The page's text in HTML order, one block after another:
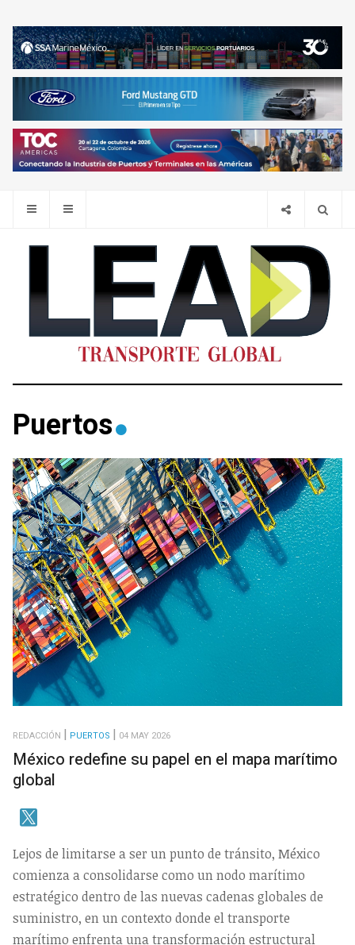
Puertos
REDACCIÓN PUERTOS 04 MAY 2026
México redefine su papel en el mapa marítimo
global
Lejos de limitarse a ser un punto de tránsito, México
comienza a consolidarse como un nodo marítimo
estratégico dentro de las nuevas cadenas globales de
suministro, en un contexto donde el transporte
marítimo enfrenta una transformación estructural